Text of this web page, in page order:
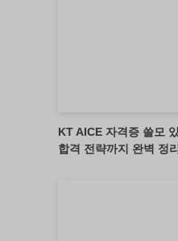
KT AICE 자격증 쓸모
합격 전략까지 완벽 정리